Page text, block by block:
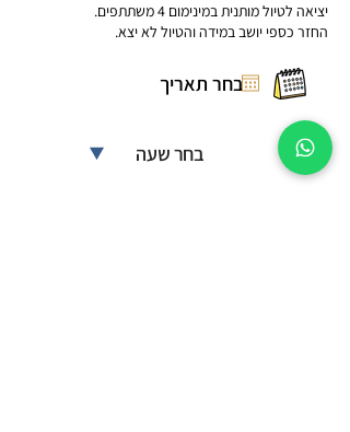
יציאה לטיול מותנית במינימום 4 משתתפים.
החזר כספי יושב במידה והטיול לא יצא.
בחר שעה